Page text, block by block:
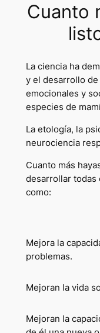
Cuanto
La ciencia ha
y el desarrollo
emocionales y
especies de
La etología, la
neurociencia
Cuanto más
desarrollar todas
como:
Mejora la
problemas.
Mejoran la vida
Mejoran la